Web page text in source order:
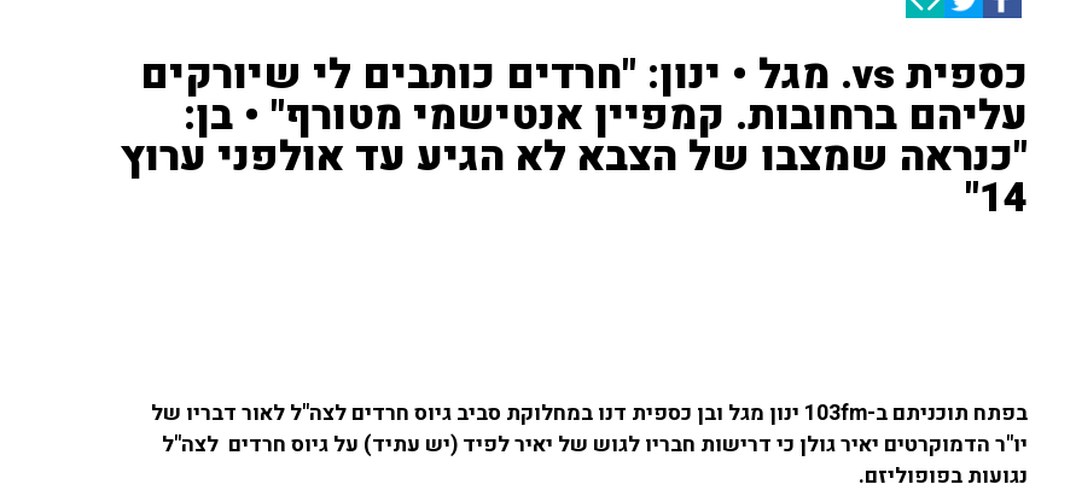
כספית vs. מגל • ינון: "חרדים כותבים לי שיורקים
עליהם ברחובות. קמפיין אנטישמי מטורף" • בן:
"כנראה שמצבו של הצבא לא הגיע עד אולפני ערוץ
14"
בפתח תוכניתם ב-103fm ינון מגל ובן כספית דנו במחלוקת סביב גיוס חרדים לצה"ל לאור דבריו של
יו"ר הדמוקרטים יאיר גולן כי דרישות חבריו לגוש של יאיר לפיד (יש עתיד) על גיוס חרדים לצה"ל
נגועות בפופוליזם.